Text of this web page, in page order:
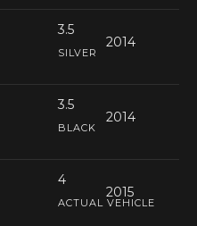
3.5
2014
SILVER
3.5
2014
BLACK
4
2015
ACTUAL VEHICLE